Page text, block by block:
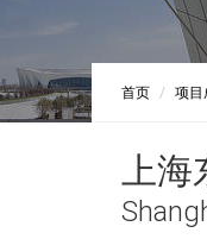
首页 项目
上海